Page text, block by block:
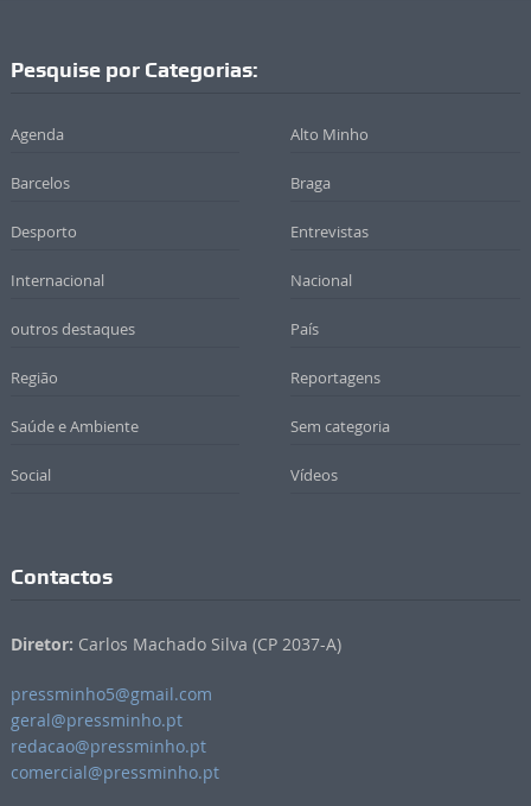
Pesquise por Categorias:
Agenda Alto Minho
Barcelos Braga
Desporto Entrevistas
Internacional Nacional
outros destaques País
Região Reportagens
Saúde e Ambiente Sem categoria
Social Vídeos
Contactos
Diretor: Carlos Machado Silva (CP 2037-A)
pressminho5@gmail.com
geral@pressminho.pt
redacao@pressminho.pt
comercial@pressminho.pt